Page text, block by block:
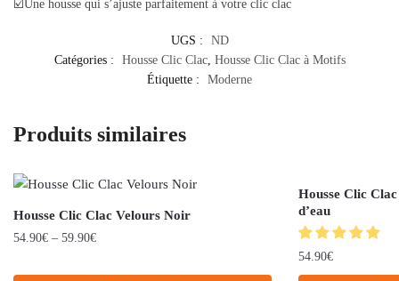
☑️Une housse qui s’ajuste parfaitement à votre clic clac
UGS :
ND
Catégories :
Housse Clic Clac, Housse Clic Clac à Motifs
Étiquette :
Moderne
Produits similaires
Housse Clic Clac Velours Noir
54.90€ – 59.90€
Housse Clic
d’eau
54.90€